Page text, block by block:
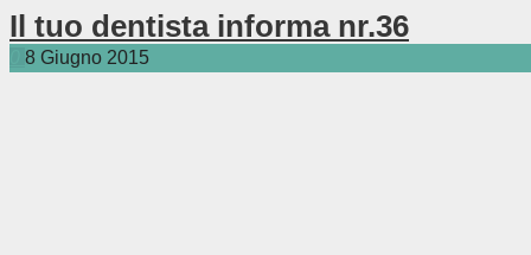
Il tuo dentista informa nr.36
8 Giugno 2015